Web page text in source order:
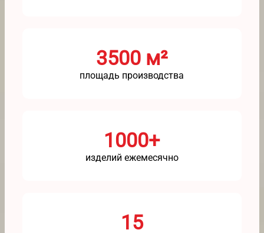
3500 м²
площадь производства
1000+
изделий ежемесячно
15